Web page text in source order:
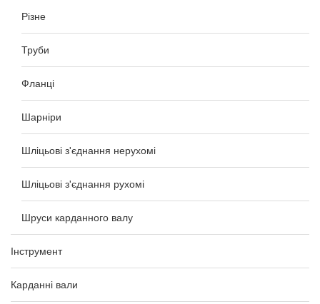
Різне
Труби
Фланці
Шарніри
Шліцьові з'єднання нерухомі
Шліцьові з'єднання рухомі
Шруси карданного валу
Інструмент
Карданні вали